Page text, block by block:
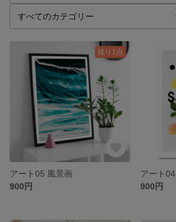
残り1点
アート05 風景画
900円
アート04
900円